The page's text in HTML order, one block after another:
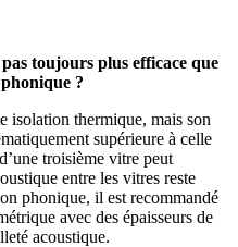
toujours plus efficace que
?
isolation thermique, mais son
supérieure à celle
troisième vitre peut
entre les vitres reste
phonique, il est recommandé
avec des épaisseurs de
acoustique.